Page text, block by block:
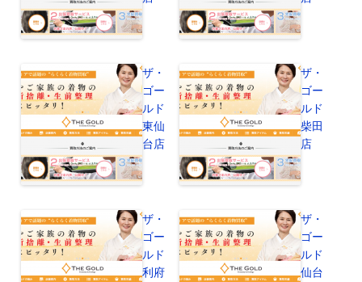
ザ・
ゴー
ルド
東仙
台店
ザ・
ゴー
ルド
柴田
店
ザ・
ゴー
ルド
利府
ザ・
ゴー
ルド
仙台